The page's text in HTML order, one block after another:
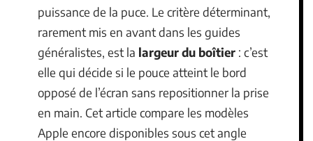
puissance de la puce. Le critère déterminant,
rarement mis en avant dans les guides
généralistes, est la largeur du boîtier : c’est
elle qui décide si le pouce atteint le bord
opposé de l’écran sans repositionner la prise
en main. Cet article compare les modèles
Apple encore disponibles sous cet angle